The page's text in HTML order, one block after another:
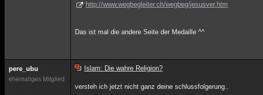
http://www.wegbegleiter.ch/wegbeg/jesusver.htm
Das ist mal die andere Seite der Medaille ^^
pere_ubu
ehemaliges Mitglied
Islam: Die wahre Religion?
versteh ich jetzt nicht ganz deine schlussfolgerung..